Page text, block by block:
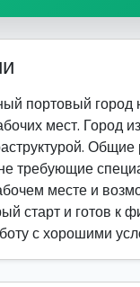
портовый город
мест. Город
требующие
месте и
старт и готов к
с хорошими